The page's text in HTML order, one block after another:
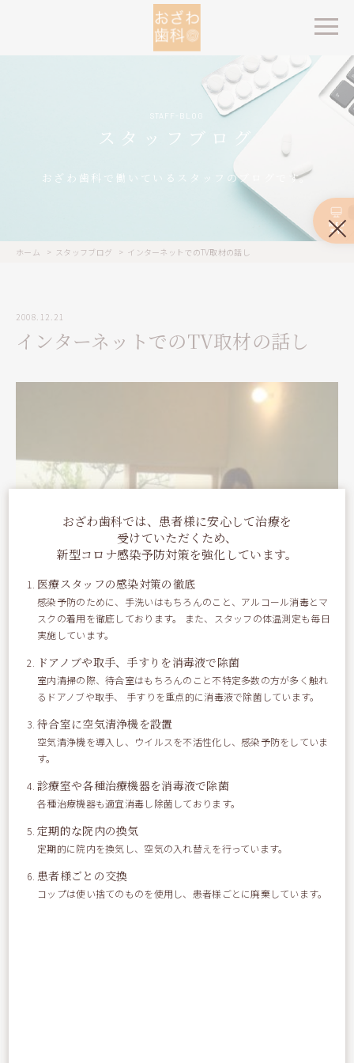
STAFF-BLOG
スタッフブログ
おざわ歯科で働いているスタッフのブログです。
ホーム スタッフブログ インターネットでのTV取材の話し
2008.12.21
インターネットでのTV取材の話し
おざわ歯科では、患者様に安心して治療を
受けていただくため、
新型コロナ感染予防対策を強化しています。
医療スタッフの感染対策の徹底
感染予防のために、手洗いはもちろんのこと、アルコール消毒とマ
スクの着用を徹底しております。 また、スタッフの体温測定も毎日
実施しています。
ドアノブや取手、手すりを消毒液で除菌
室内清掃の際、待合室はもちろんのこと不特定多数の方が多く触れ
るドアノブや取手、 手すりを重点的に消毒液で除菌しています。
待合室に空気清浄機を設置
空気清浄機を導入し、ウイルスを不活性化し、感染予防をしていま
す。
診療室や各種治療機器を消毒液で除菌
各種治療機器も適宜消毒し除菌しております。
定期的な院内の換気
定期的に院内を換気し、空気の入れ替えを行っています。
患者様ごとの交換
コップは使い捨てのものを使用し、患者様ごとに廃棄しています。